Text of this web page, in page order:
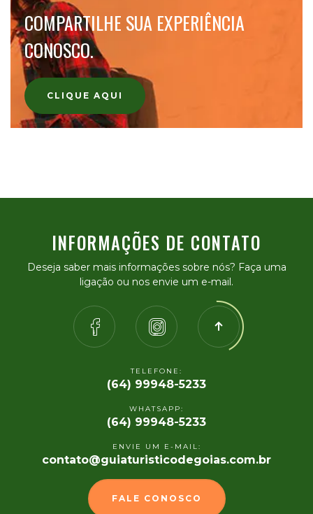
COMPARTILHE SUA EXPERIÊNCIA
CONOSCO.
CLIQUE AQUI
INFORMAÇÕES DE CONTATO
Deseja saber mais informações sobre nós? Faça uma
ligação ou nos envie um e-mail.
TELEFONE:
(64) 99948-5233
WHATSAPP:
(64) 99948-5233
ENVIE UM E-MAIL:
contato@guiaturisticodegoias.com.br
FALE CONOSCO